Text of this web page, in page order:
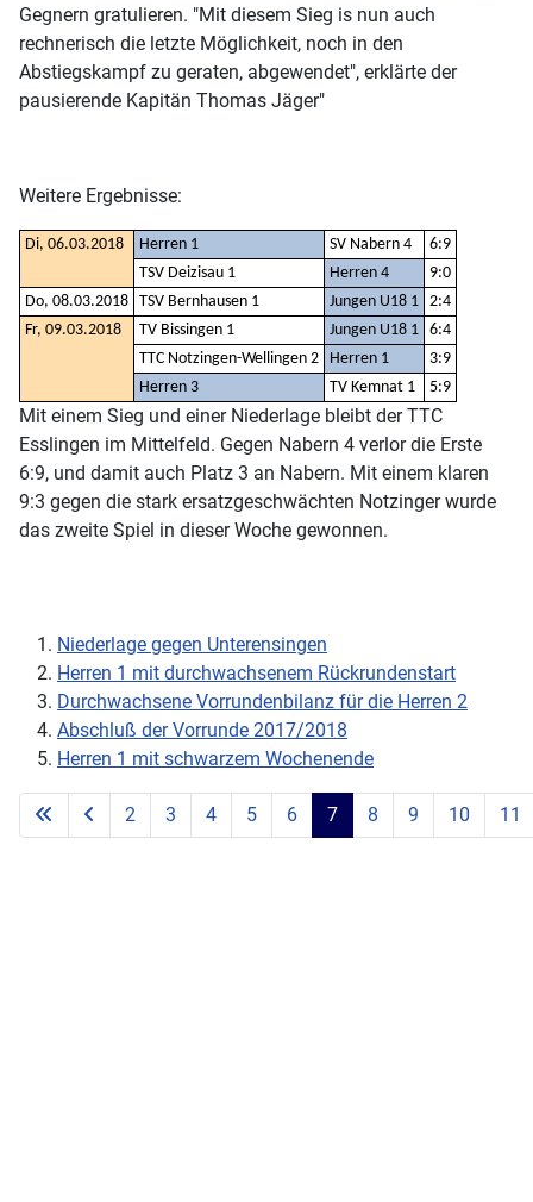
Gegnern gratulieren. "Mit diesem Sieg is nun auch
rechnerisch die letzte Möglichkeit, noch in den
Abstiegskampf zu geraten, abgewendet", erklärte der
pausierende Kapitän Thomas Jäger"
Weitere Ergebnisse:
Di, 06.03.2018 Herren 1 SV Nabern 4
6:9
TSV Deizisau 1
Herren 4
9:0
Do, 08.03.2018 TSV Bernhausen 1 Jungen U18 1 2:4
Fr, 09.03.2018
TV Bissingen 1 Jungen U18 1 6:4
TTC Notzingen-Wellingen 2
Herren 1
3:9
Herren 3
TV Kemnat 1 5:9
Mit einem Sieg und einer Niederlage bleibt der TTC
Esslingen im Mittelfeld. Gegen Nabern 4 verlor die Erste
6:9, und damit auch Platz 3 an Nabern. Mit einem klaren
9:3 gegen die stark ersatzgeschwächten Notzinger wurde
das zweite Spiel in dieser Woche gewonnen.
Niederlage gegen Unterensingen
Herren 1 mit durchwachsenem Rückrundenstart
Durchwachsene Vorrundenbilanz für die Herren 2
Abschluß der Vorrunde 2017/2018
Herren 1 mit schwarzem Wochenende
2 3 4 5 6 7 8 9 10 11